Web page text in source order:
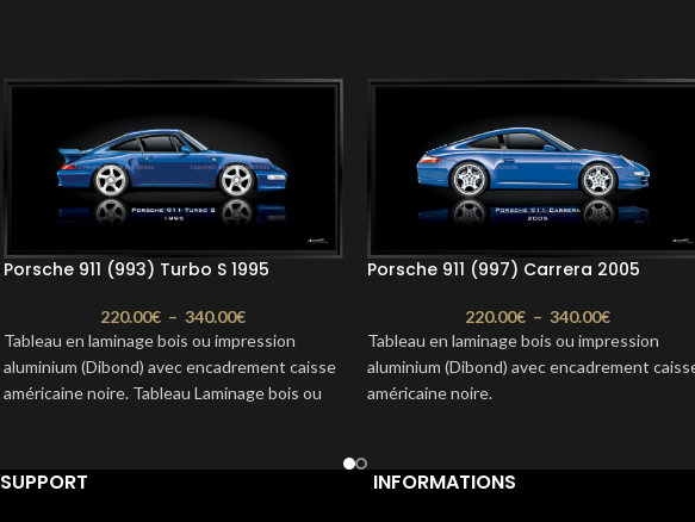
Porsche 911 (993) Turbo S 1995
220.00€ – 340.00€
Tableau en laminage bois ou impression
aluminium (Dibond) avec encadrement caisse
américaine noire. Tableau Laminage bois ou
à 3 semaines
Porsche 911 (997) Carrera 2005
220.00€ – 340.00€
Tableau en laminage bois ou impression
aluminium (Dibond) avec encadrement
américaine noire.
Délais : 2 à 3 semaines
SUPPORT INFORMATIONS